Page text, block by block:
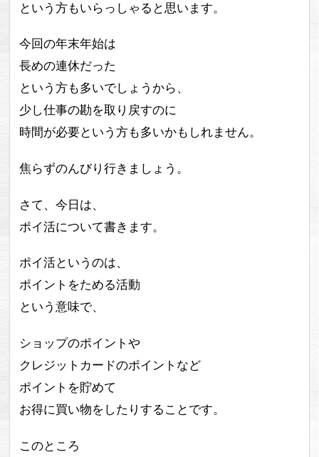
という方もいらっしゃると思います。
今回の年末年始は
長めの連休だった
という方も多いでしょうから、
少し仕事の勘を取り戻すのに
時間が必要という方も多いかもしれません。
焦らずのんびり行きましょう。
さて、今日は、
ポイ活について書きます。
ポイ活というのは、
ポイントをためる活動
という意味で、
ショップのポイントや
クレジットカードのポイントなど
ポイントを貯めて
お得に買い物をしたりすることです。
このところ